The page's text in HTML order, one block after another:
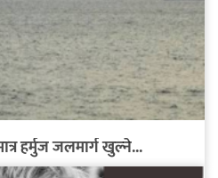
हर्मुज जलमार्ग खुल्ने...